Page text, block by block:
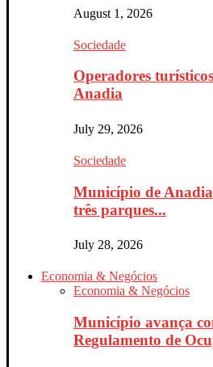
August 1, 2026
Sociedade
Operadores
Anadia
July 29, 2026
Sociedade
Município de
três parques...
July 28, 2026
Economia & Negócios
Economia & Negócios
Município avança
Regulamento de